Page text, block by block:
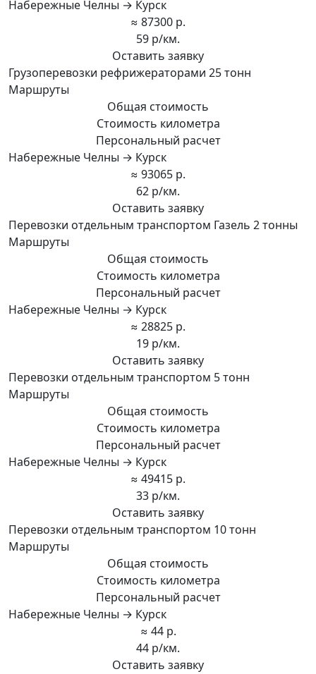
Набережные Челны → Курск
≈ 87300 р.
59 р/км.
Оставить заявку
Грузоперевозки рефрижераторами 25 тонн
Маршруты
Общая стоимость
Стоимость километра
Персональный расчет
Набережные Челны → Курск
≈ 93065 р.
62 р/км.
Оставить заявку
Перевозки отдельным транспортом Газель 2 тонны
Маршруты
Общая стоимость
Стоимость километра
Персональный расчет
Набережные Челны → Курск
≈ 28825 р.
19 р/км.
Оставить заявку
Перевозки отдельным транспортом 5 тонн
Маршруты
Общая стоимость
Стоимость километра
Персональный расчет
Набережные Челны → Курск
≈ 49415 р.
33 р/км.
Оставить заявку
Перевозки отдельным транспортом 10 тонн
Маршруты
Общая стоимость
Стоимость километра
Персональный расчет
Набережные Челны → Курск
≈ 44 р.
44 р/км.
Оставить заявку